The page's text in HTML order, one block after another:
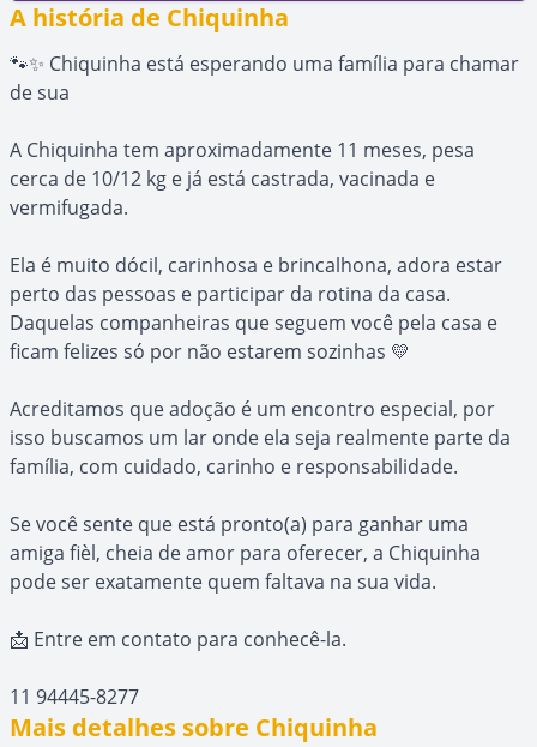
A história de Chiquinha
🐾✨ Chiquinha está esperando uma família para chamar
de sua
A Chiquinha tem aproximadamente 11 meses, pesa
cerca de 10/12 kg e já está castrada, vacinada e
vermifugada.
Ela é muito dócil, carinhosa e brincalhona, adora estar
perto das pessoas e participar da rotina da casa.
Daquelas companheiras que seguem você pela casa e
ficam felizes só por não estarem sozinhas 💛
Acreditamos que adoção é um encontro especial, por
isso buscamos um lar onde ela seja realmente parte da
família, com cuidado, carinho e responsabilidade.
Se você sente que está pronto(a) para ganhar uma
amiga fièl, cheia de amor para oferecer, a Chiquinha
pode ser exatamente quem faltava na sua vida.
📩 Entre em contato para conhecê-la.
11 94445-8277
Mais detalhes sobre Chiquinha